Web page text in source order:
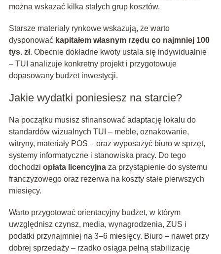
można wskazać kilka stałych grup kosztów.
Starsze materiały rynkowe wskazują, że warto
dysponować kapitałem własnym rzędu co najmniej 100
tys. zł. Obecnie dokładne kwoty ustala się indywidualnie
– TUI analizuje konkretny projekt i przygotowuje
dopasowany budżet inwestycji.
Jakie wydatki poniesiesz na starcie?
Na początku musisz sfinansować adaptację lokalu do
standardów wizualnych TUI – meble, oznakowanie,
witryny, materiały POS – oraz wyposażyć biuro w sprzęt,
systemy informatyczne i stanowiska pracy. Do tego
dochodzi opłata licencyjnaza przystąpienie do systemu
franczyzowego oraz rezerwa na koszty stałe pierwszych
miesięcy.
Warto przygotować orientacyjny budżet, w którym
uwzględnisz czynsz, media, wynagrodzenia, ZUS i
podatki przynajmniej na 3–6 miesięcy. Biuro – nawet przy
dobrej sprzedaży – rzadko osiąga pełną stabilizację